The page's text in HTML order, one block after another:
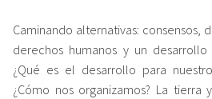
Caminando alternativas: consensos,
derechos humanos y un desarrollo
¿Qué es el desarrollo para
¿Cómo nos organizamos? La